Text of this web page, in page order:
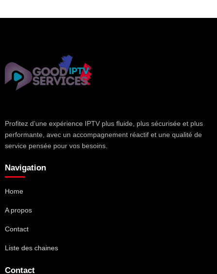
Profitez d’une expérience IPTV plus fluide, plus sécurisée et plus
performante, avec un accompagnement réactif et une qualité de
service pensée pour vos besoins.
Navigation
Home
A propos
Contact
Liste des chaines
Contact